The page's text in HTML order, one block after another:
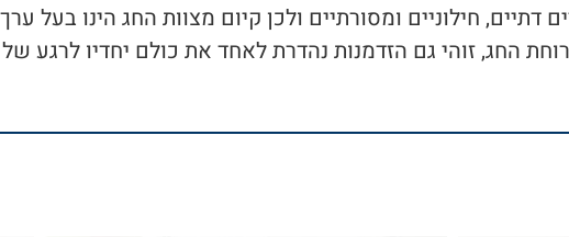
דתיים, חילוניים ומסורתיים ולכן קיום מצוות החג הינו בעל
החג, זוהי גם הזדמנות נהדרת לאחד את כולם יחדיו לרגע